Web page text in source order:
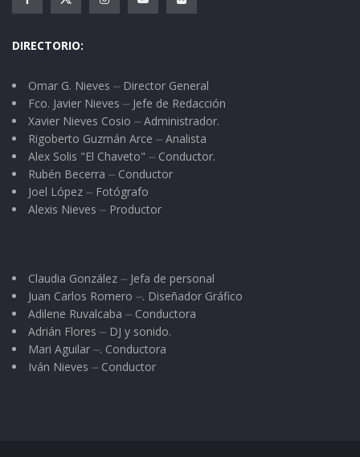
DIRECTORIO:
Omar G. Nieves ⏤ Director General
Fco. Javier Nieves ⏤ Jefe de Redacción
Xavier Nieves Cosio ⏤ Administrador.
Rigoberto Guzmán Arce ⏤ Analista
Alex Solis "El Chaveto" ⏤ Conductor.
Rubén Becerra ⏤ Conductor
Joel López ⏤ Fotógrafo
Alexis Nieves ⏤ Productor
Claudia González ⏤ Jefa de personal
Juan Carlos Romero ⏤. Diseñador Gráfico
Adilene Ruvalcaba ⏤ Conductora
Adrián Flores ⏤ DJ y sonido.
Mari Aguilar ⏤. Conductora
Iván Nieves ⏤ Conductor